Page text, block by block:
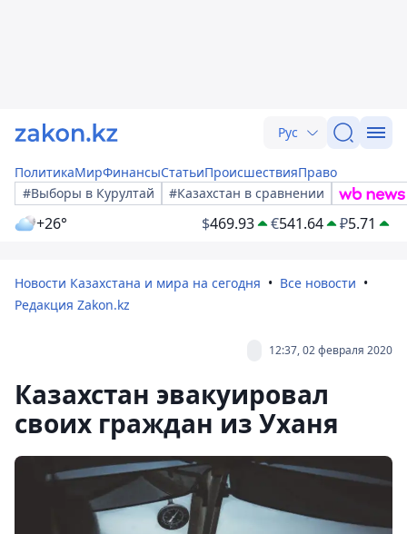
Рус
ПолитикаМирФинансыСтатьиПроисшествияПраво
#Выборы в Курултай
#Казахстан в сравнении
+26° $469.93 €541.64 ₽5.71
Новости Казахстана и мира на сегодня
Все новости
Редакция Zakon.kz
12:37, 02 февраля 2020
Казахстан эвакуировал
своих граждан из Уханя